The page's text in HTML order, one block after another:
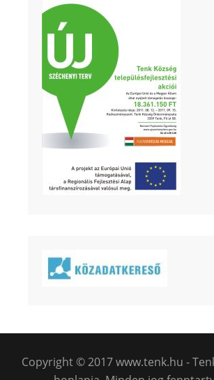
Copyright © 2017 www.tenk.hu -